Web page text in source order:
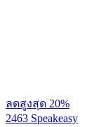
ลดสูงสุด 20%
2463 Speakeasy